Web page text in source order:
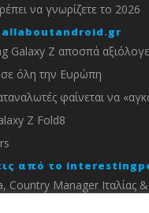
να γνωρίζετε το 2026
allaboutandroid.gr
Galaxy Z αποσπά
όλη την Ευρώπη
φαίνεται να
Z Fold8
από το
Country Manager Ιταλίας